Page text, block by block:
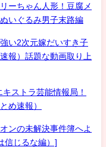
ーちゃん人形！豆腐メ
いぐるみ男子末路編
い2次元嫁だいすき子
報）話題な動画取り上
ストラ芸能情報局！
め速報）
ンの未解決事件簿へよ
信じるな編）]